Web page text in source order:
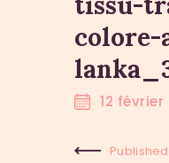
12 février